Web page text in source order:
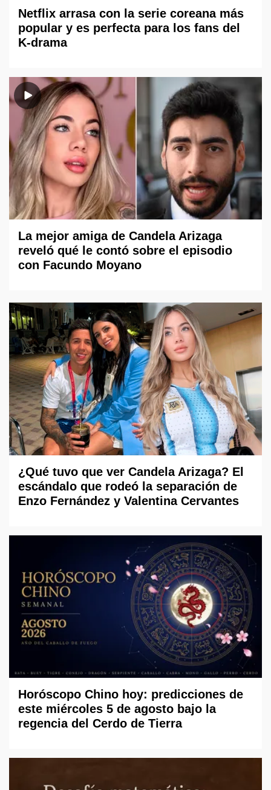
Netflix arrasa con la serie coreana más
popular y es perfecta para los fans del
K-drama
La mejor amiga de Candela Arizaga
reveló qué le contó sobre el episodio
con Facundo Moyano
¿Qué tuvo que ver Candela Arizaga? El
escándalo que rodeó la separación de
Enzo Fernández y Valentina Cervantes
Horóscopo Chino hoy: predicciones de
este miércoles 5 de agosto bajo la
regencia del Cerdo de Tierra